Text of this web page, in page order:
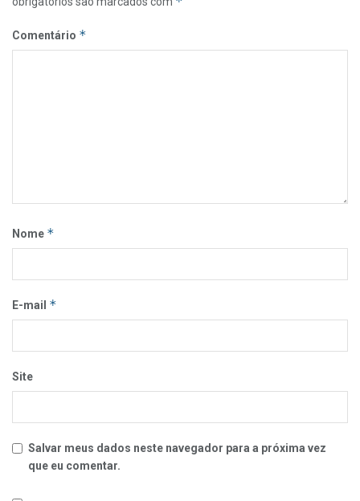
Comentário *
Nome *
E-mail *
Site
Salvar meus dados neste navegador para a próxima vez
que eu comentar.